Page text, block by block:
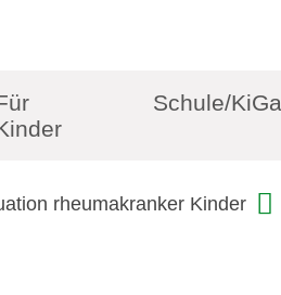
Schule/KiGa
rheumakranker Kinder